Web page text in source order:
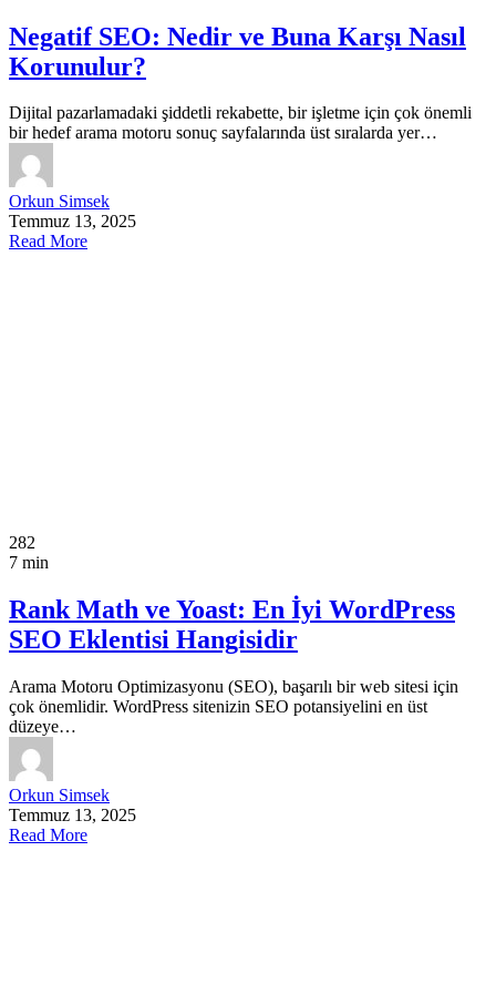
Negatif SEO: Nedir ve Buna Karşı Nasıl
Korunulur?
Dijital pazarlamadaki şiddetli rekabette, bir işletme için çok önemli
bir hedef arama motoru sonuç sayfalarında üst sıralarda yer…
Orkun Simsek
Temmuz 13, 2025
Read More
282
7 min
Rank Math ve Yoast: En İyi WordPress
SEO Eklentisi Hangisidir
Arama Motoru Optimizasyonu (SEO), başarılı bir web sitesi için
çok önemlidir. WordPress sitenizin SEO potansiyelini en üst
düzeye…
Orkun Simsek
Temmuz 13, 2025
Read More